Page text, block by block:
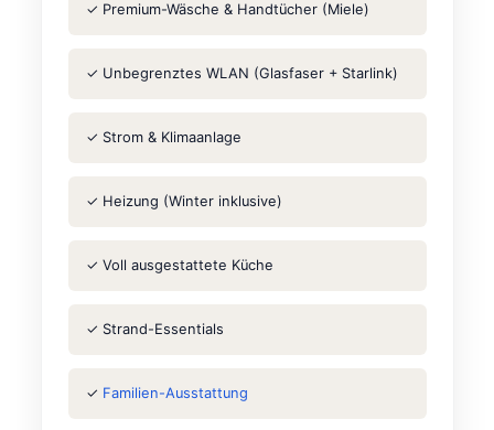
✓ Premium-Wäsche & Handtücher (Miele)
✓ Unbegrenztes WLAN (Glasfaser + Starlink)
✓ Strom & Klimaanlage
✓ Heizung (Winter inklusive)
✓ Voll ausgestattete Küche
✓ Strand-Essentials
✓ Familien-Ausstattung